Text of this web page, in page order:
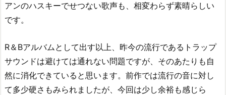
アンのハスキーでせつない歌声も、相変わらず素晴らしい
です。
R＆Bアルバムとして出す以上、昨今の流行であるトラップ
サウンドは避けては通れない問題ですが、そのあたりも自
然に消化できていると思います。前作では流行の音に対し
て多少硬さもみられましたが、今回は少し余裕も感じら